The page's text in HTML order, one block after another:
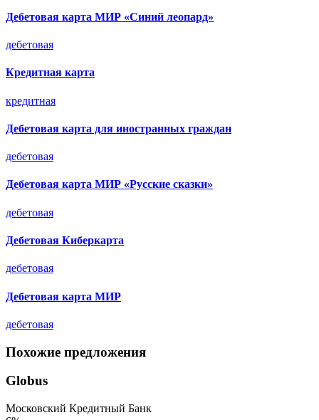
Дебетовая карта МИР «Синий леопард»
дебетовая
Кредитная карта
кредитная
Дебетовая карта для иностранных граждан
дебетовая
Дебетовая карта МИР «Русские сказки»
дебетовая
Дебетовая Киберкарта
дебетовая
Дебетовая карта МИР
дебетовая
Похожие предложения
Globus
Московский Кредитный Банк